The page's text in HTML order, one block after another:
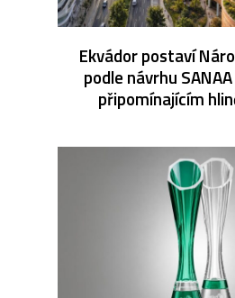
Ekvádor postaví
podle návrhu
připomínajícím